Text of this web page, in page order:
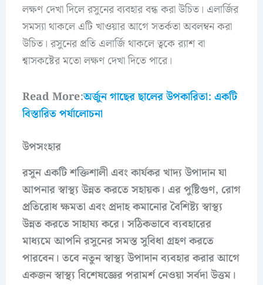
লক্ষণ দেখা দিলে রসুনের ব্যবহার বন্ধ করা উচিত। এলার্জির
সমস্যা থাকলে এটি খাওয়ার আগে সতর্কতা অবলম্বন করা
উচিত। রসুনের প্রতি এলার্জি থাকলে ত্বকে র‍্যাশ বা
শ্বাসকষ্টের মতো লক্ষণ দেখা দিতে পারে।
Read More:অর্জুন গাছের ছালের উপকারিতা: একটি
বিস্তারিত পর্যালোচনা
উপসংহার
রসুন একটি শক্তিশালী এবং কার্যকর খাদ্য উপাদান যা
আপনার স্বাস্থ্য উন্নত করতে সহায়ক। এর পুষ্টিগুণ, রোগ
প্রতিরোধ ক্ষমতা এবং প্রদাহ কমানোর বৈশিষ্ট্য স্বাস্থ্য
উন্নত করতে সাহায্য করে। সঠিকভাবে ব্যবহারের
মাধ্যমে আপনি রসুনের সমস্ত সুবিধা গ্রহণ করতে
পারবেন। তবে নতুন স্বাস্থ্য উপাদান ব্যবহার করার আগে
একজন স্বাস্থ্য বিশেষজ্ঞের পরামর্শ নেওয়া সর্বদা উত্তম।